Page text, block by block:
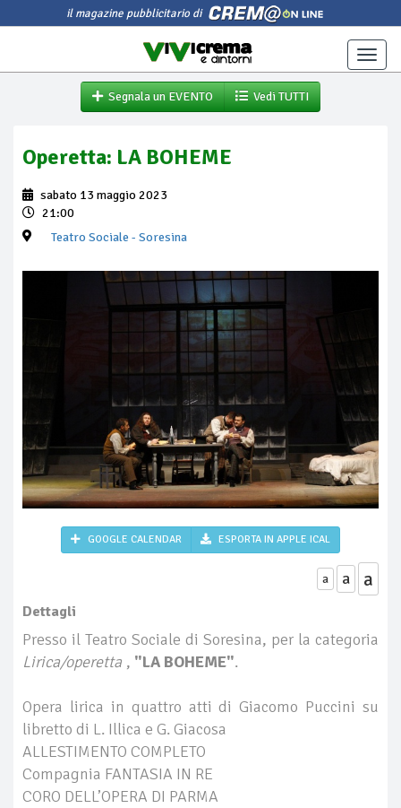
il magazine pubblicitario di
Toggle
Segnala un EVENTO
Vedi TUTTI
Operetta: LA BOHEME
sabato 13 maggio 2023
21:00
Teatro Sociale - Soresina
GOOGLE CALENDAR ESPORTA IN APPLE ICAL
a a a
Dettagli
Presso il Teatro Sociale di Soresina, per la categoria
Lirica/operetta , "LA BOHEME".
Opera lirica in quattro atti di Giacomo Puccini su
libretto di L. Illica e G. Giacosa
ALLESTIMENTO COMPLETO
Compagnia FANTASIA IN RE
CORO DELL’OPERA DI PARMA